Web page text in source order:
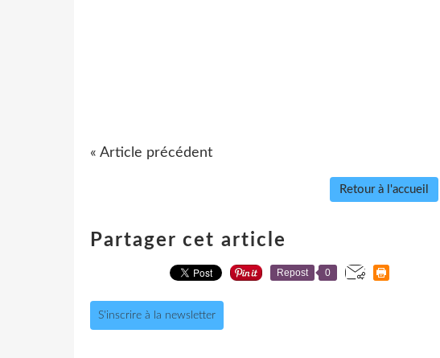
« Article précédent
Retour à l'accueil
Partager cet article
Repost 0
S'inscrire à la newsletter